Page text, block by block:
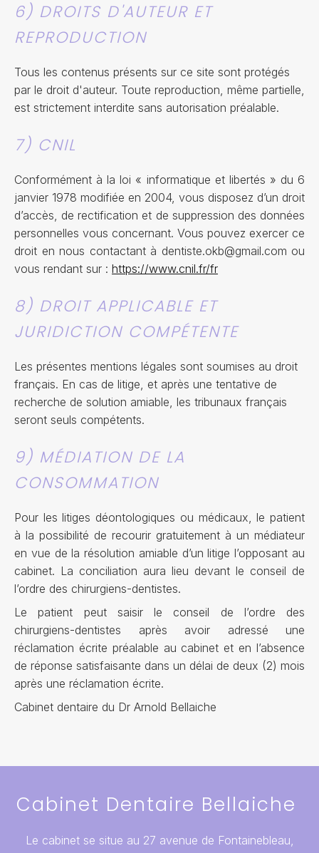
6) DROITS D'AUTEUR ET
REPRODUCTION
Tous les contenus présents sur ce site sont protégés
par le droit d'auteur. Toute reproduction, même partielle,
est strictement interdite sans autorisation préalable.
7) CNIL
Conformément à la loi « informatique et libertés » du 6
janvier 1978 modifiée en 2004, vous disposez d’un droit
d’accès, de rectification et de suppression des données
personnelles vous concernant. Vous pouvez exercer ce
droit en nous contactant à dentiste.okb@gmail.com ou
vous rendant sur : https://www.cnil.fr/fr
8) DROIT APPLICABLE ET
JURIDICTION COMPÉTENTE
Les présentes mentions légales sont soumises au droit
français. En cas de litige, et après une tentative de
recherche de solution amiable, les tribunaux français
seront seuls compétents.
9) MÉDIATION DE LA
CONSOMMATION
Pour les litiges déontologiques ou médicaux, le patient
à la possibilité de recourir gratuitement à un médiateur
en vue de la résolution amiable d’un litige l’opposant au
cabinet. La conciliation aura lieu devant le conseil de
l’ordre des chirurgiens-dentistes.
Le patient peut saisir le conseil de l’ordre des
chirurgiens-dentistes après avoir adressé une
réclamation écrite préalable au cabinet et en l’absence
de réponse satisfaisante dans un délai de deux (2) mois
après une réclamation écrite.
Cabinet dentaire du Dr Arnold Bellaiche
Cabinet Dentaire Bellaiche
Le cabinet se situe au 27 avenue de Fontainebleau,